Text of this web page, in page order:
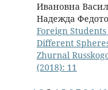
Ивановна
Надежда
Foreign
Different
Zhurnal
(2018): 11